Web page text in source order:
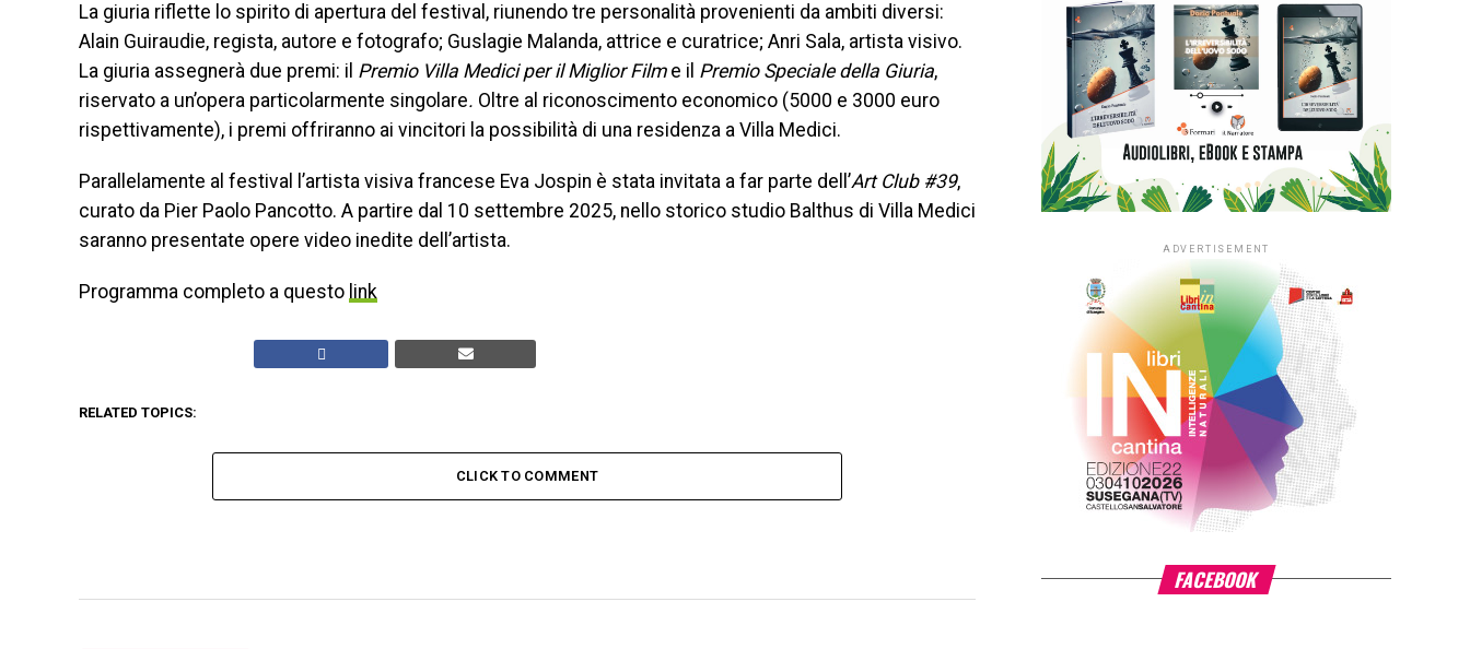
La giuria riflette lo spirito di apertura del festival, riunendo tre personalità provenienti da ambiti diversi:
Alain Guiraudie, regista, autore e fotografo; Guslagie Malanda, attrice e curatrice; Anri Sala, artista visivo.
La giuria assegnerà due premi: il Premio Villa Medici per il Miglior Film e il Premio Speciale della Giuria,
riservato a un’opera particolarmente singolare. Oltre al riconoscimento economico (5000 e 3000 euro
rispettivamente), i premi offriranno ai vincitori la possibilità di una residenza a Villa Medici.
Parallelamente al festival l’artista visiva francese Eva Jospin è stata invitata a far parte dell’Art Club #39,
curato da Pier Paolo Pancotto. A partire dal 10 settembre 2025, nello storico studio Balthus di Villa Medici
saranno presentate opere video inedite dell’artista.
Programma completo a questo link
RELATED TOPICS:
CLICK TO COMMENT
ADVERTISEMENT
FACEBOOK